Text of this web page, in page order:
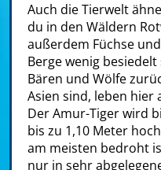
Auch die Tierwelt
du in den Wäldern
außerdem Füchse
Berge wenig
Bären und Wölfe
Asien sind, leben hier
Der Amur-Tiger wird
bis zu 1,10 Meter
am meisten bedroht
nur in sehr